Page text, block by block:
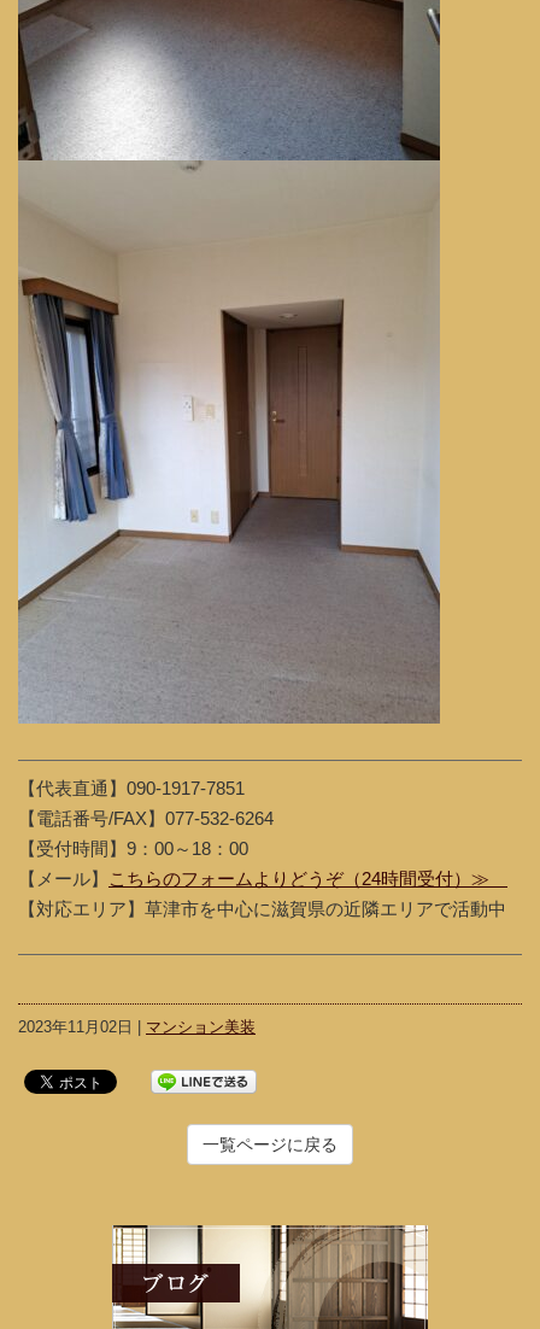
【代表直通】090-1917-7851
【電話番号/FAX】077-532-6264
【受付時間】9：00～18：00
【メール】
こちらのフォームよりどうぞ（24時間受付）≫
【対応エリア】草津市を中心に滋賀県の近隣エリアで活動中
2023年11月02日 | マンション美装
一覧ページに戻る